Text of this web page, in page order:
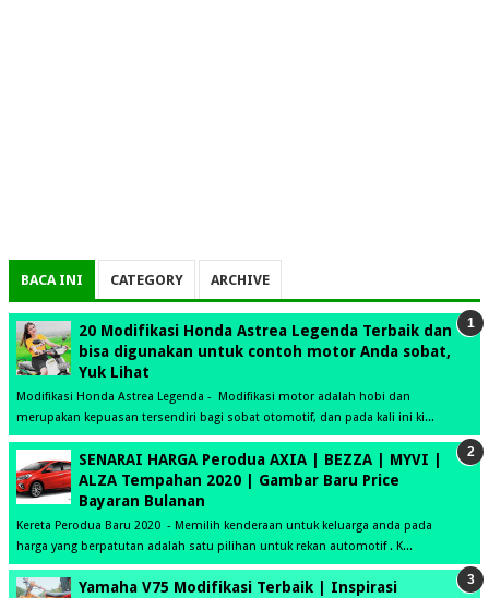
BACA INI CATEGORY ARCHIVE
20 Modifikasi Honda Astrea Legenda Terbaik dan
bisa digunakan untuk contoh motor Anda sobat,
Yuk Lihat
Modifikasi Honda Astrea Legenda - Modifikasi motor adalah hobi dan
merupakan kepuasan tersendiri bagi sobat otomotif, dan pada kali ini ki...
SENARAI HARGA Perodua AXIA | BEZZA | MYVI |
ALZA Tempahan 2020 | Gambar Baru Price
Bayaran Bulanan
Kereta Perodua Baru 2020 - Memilih kenderaan untuk keluarga anda pada
harga yang berpatutan adalah satu pilihan untuk rekan automotif . K...
Yamaha V75 Modifikasi Terbaik | Inspirasi